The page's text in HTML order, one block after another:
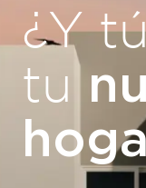
¿Y
tu